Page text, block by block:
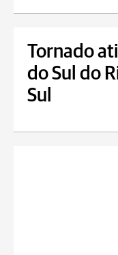
Tornado
do Sul do
Sul